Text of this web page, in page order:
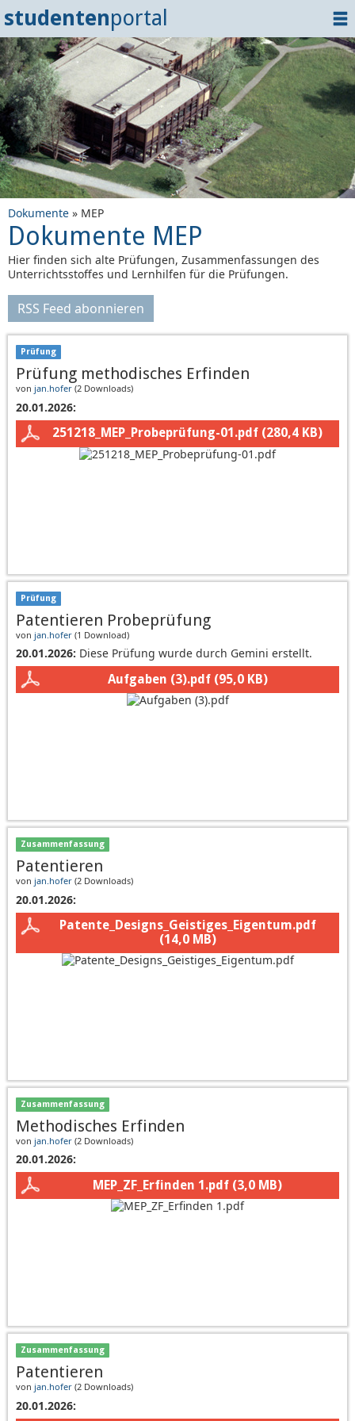
studentenportal
Home
Dokumente
Events
? Tipps
Login
Dokumente » MEP
Dokumente MEP
Hier finden sich alte Prüfungen, Zusammenfassungen des
Unterrichtsstoffes und Lernhilfen für die Prüfungen.
RSS Feed abonnieren
Prüfung
Prüfung methodisches Erfinden
von jan.hofer (2 Downloads)
20.01.2026:
251218_MEP_Probeprüfung-01.pdf (280,4 KB)
Prüfung
Patentieren Probeprüfung
von jan.hofer (1 Download)
20.01.2026: Diese Prüfung wurde durch Gemini erstellt.
Aufgaben (3).pdf (95,0 KB)
Zusammenfassung
Patentieren
von jan.hofer (2 Downloads)
20.01.2026:
Patente_Designs_Geistiges_Eigentum.pdf
(14,0 MB)
Zusammenfassung
Methodisches Erfinden
von jan.hofer (2 Downloads)
20.01.2026:
MEP_ZF_Erfinden 1.pdf (3,0 MB)
Zusammenfassung
Patentieren
von jan.hofer (2 Downloads)
20.01.2026: